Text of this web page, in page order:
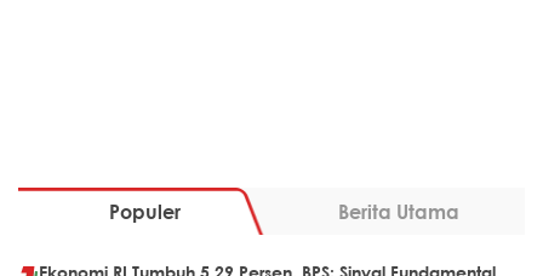
Populer Berita Utama
Ekonomi RI Tumbuh 5,29 Persen, BPS: Sinyal Fundamental